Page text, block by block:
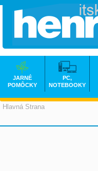
Hlavná Strana
JARNÉ
POMÔCKY
PC,
NOTEBOOKY